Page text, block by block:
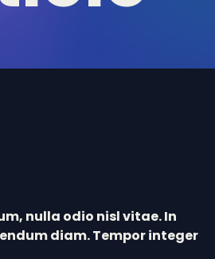
nulla odio nisl vitae. In
diam. Tempor integer